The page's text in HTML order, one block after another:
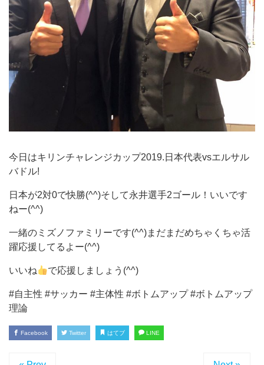
今日はキリンチャレンジカップ2019.日本代表vsエルサル
バドル!
日本が2対0で快勝(^^)そして永井選手2ゴール！いいです
ねー(^^)
一緒のミズノファミリーです(^^)まだまだめちゃくちゃ活
躍応援してるよー(^^)
いいね で応援しましょう(^^)
#自主性 #サッカー #主体性 #ボトムアップ #ボトムアップ
理論
Facebook Twitter はてブ LINE